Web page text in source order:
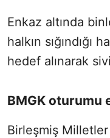
Enkaz altında
halkın sığındığı
hedef alınarak
BMGK oturumu
Birleşmiş